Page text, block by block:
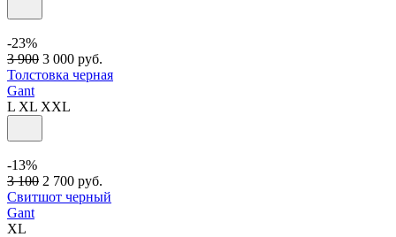
-23%
3 900 3 000 руб.
Толстовка черная
Gant
L XL XXL
-13%
3 100 2 700 руб.
Свитшот черный
Gant
XL